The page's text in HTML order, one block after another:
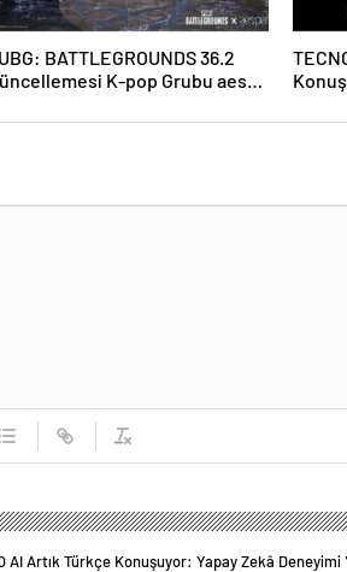
BATTLEGROUNDS 36.2
K-pop Grubu aespa
AI Artık Türkçe Konuşuyor: Yapay Zekâ